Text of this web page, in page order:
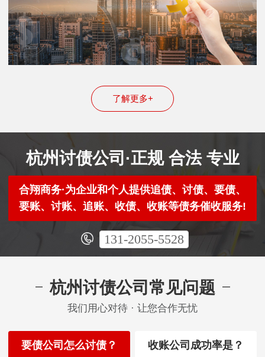
了解更多+
杭州讨债公司·正规 合法 专业
合翔商务·为企业和个人提供追债、讨债、要债、
要账、讨账、追账、收债、收账等债务催收服务!
131-2055-5528
杭州讨债公司常见问题
我们用心对待 · 让您合作无忧
要债公司怎么讨债？ 收账公司成功率是？